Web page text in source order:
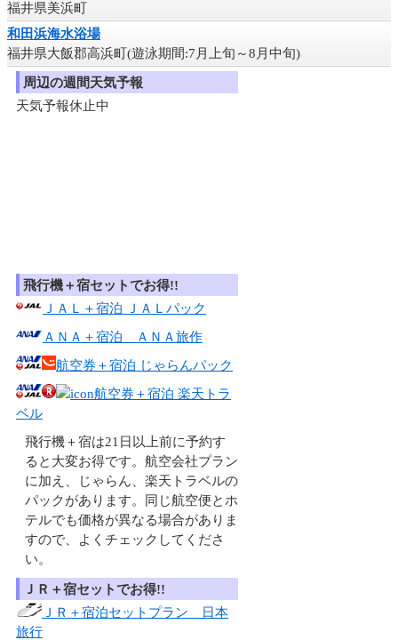
福井県美浜町
和田浜海水浴場
福井県大飯郡高浜町(遊泳期間:7月上旬～8月中旬)
周辺の週間天気予報
天気予報休止中
飛行機＋宿セットでお得!!
ＪＡＬ＋宿泊 ＪＡＬパック
ＡＮＡ＋宿泊 ＡＮＡ旅作
航空券＋宿泊 じゃらんパック
航空券＋宿泊 楽天トラ
ベル
飛行機＋宿は21日以上前に予約す
ると大変お得です。航空会社プラン
に加え、じゃらん、楽天トラベルの
パックがあります。同じ航空便とホ
テルでも価格が異なる場合がありま
すので、よくチェックしてくださ
い。
ＪＲ＋宿セットでお得!!
ＪＲ＋宿泊セットプラン 日本
旅行